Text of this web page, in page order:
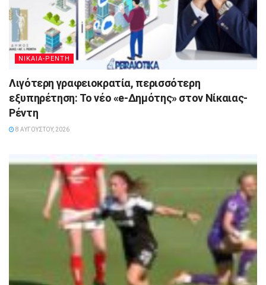
ΝΙΚΑΙΑ-ΡΕΝΤΗ
Λιγότερη γραφειοκρατία, περισσότερη
εξυπηρέτηση: Το νέο «e-Δημότης» στον Νίκαιας-
Ρέντη
8 ΑΥΓΟΎΣΤΟΥ, 2026